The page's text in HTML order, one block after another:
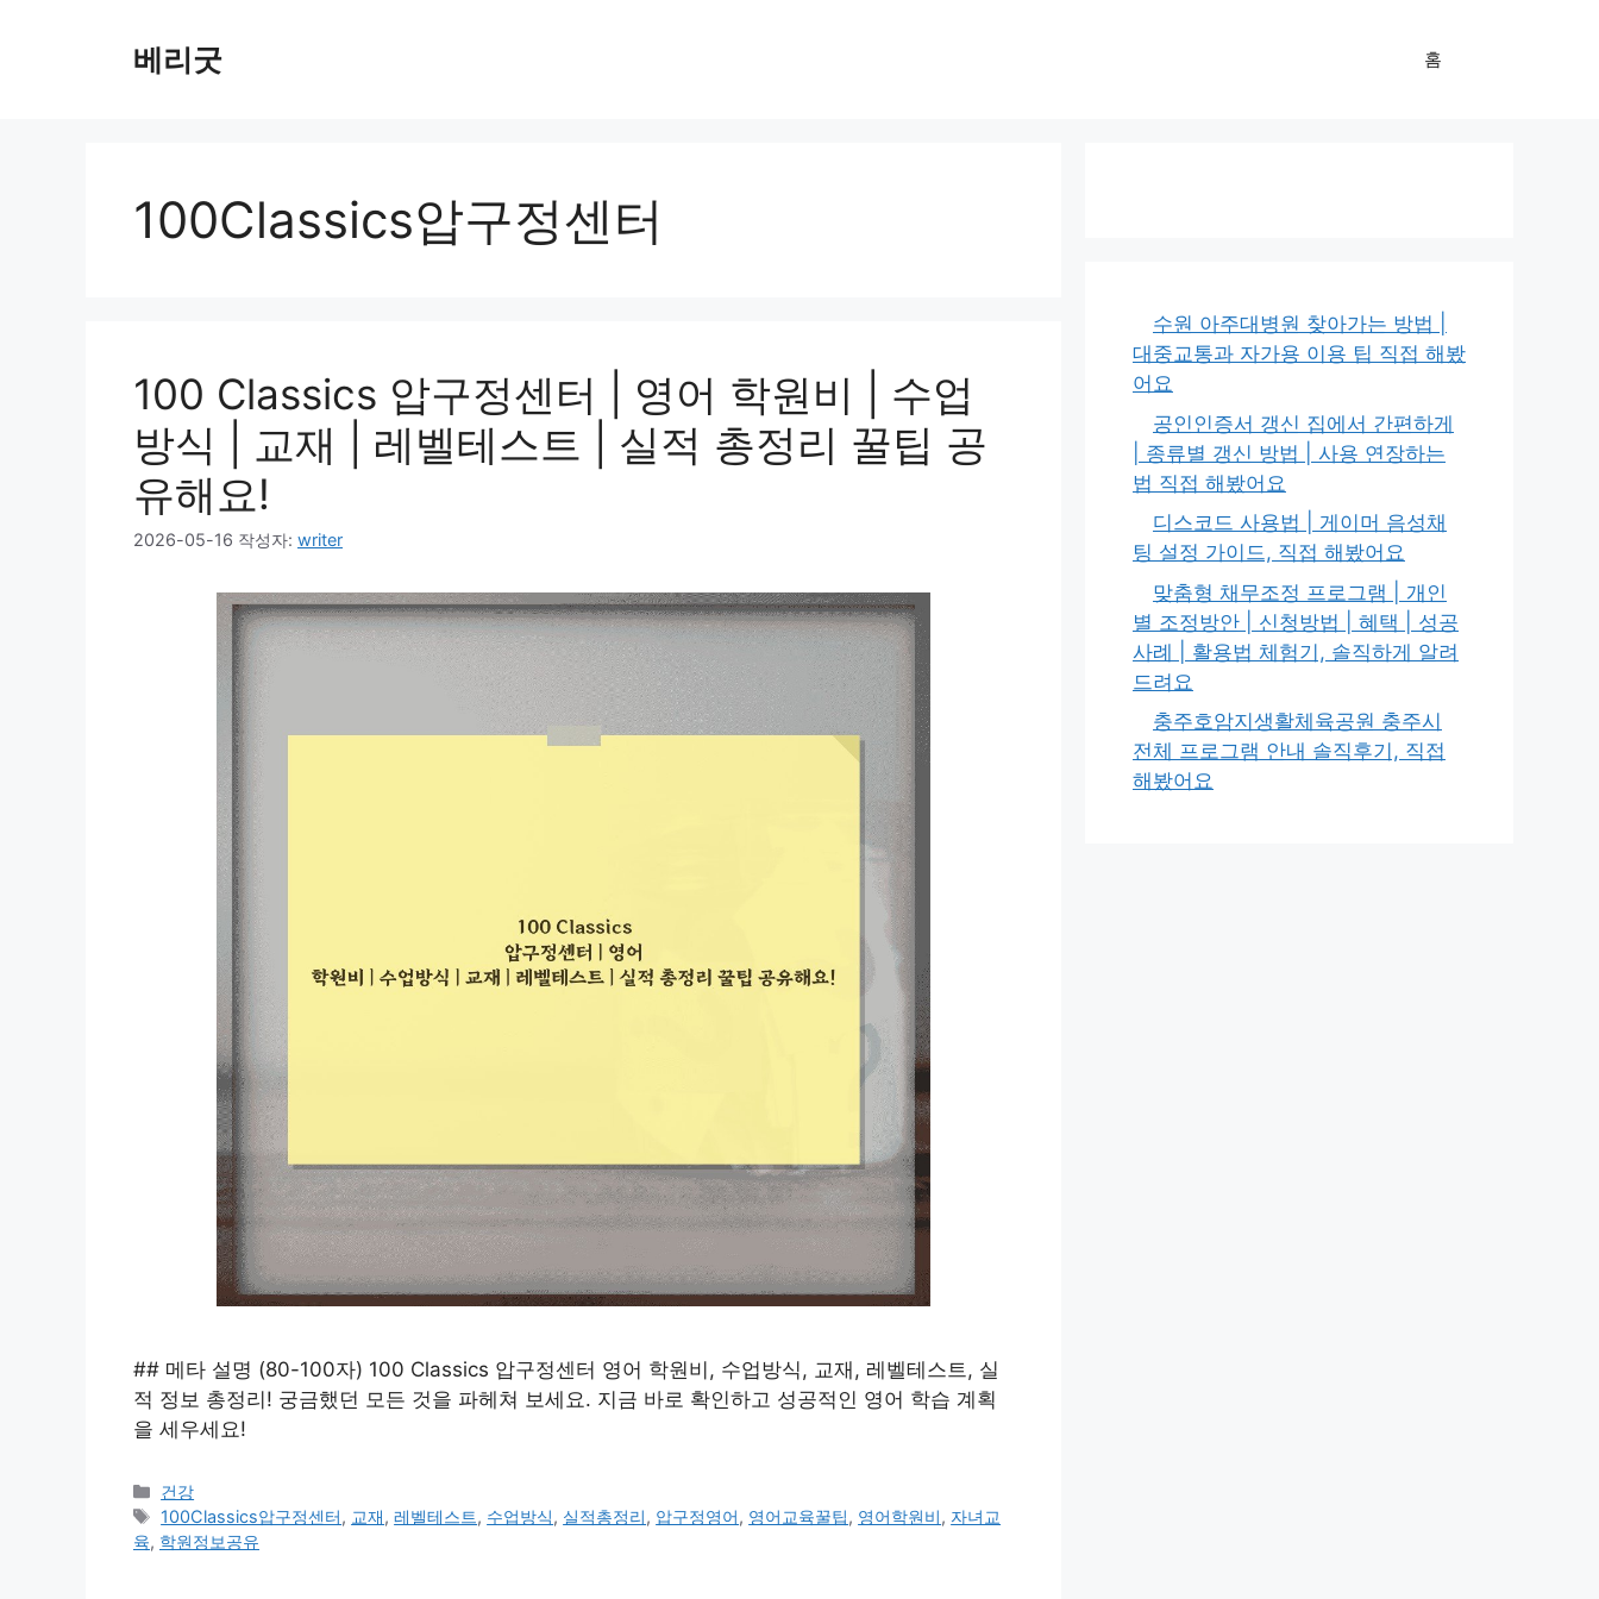
베리굿 홈
100Classics압구정센터
100 Classics 압구정센터 | 영어 학원비 | 수업
방식 | 교재 | 레벨테스트 | 실적 총정리 꿀팁 공
유해요!
2026-05-16 작성자: writer
## 메타 설명 (80-100자) 100 Classics 압구정센터 영어 학원비, 수업방식, 교재, 레벨테스트, 실
적 정보 총정리! 궁금했던 모든 것을 파헤쳐 보세요. 지금 바로 확인하고 성공적인 영어 학습 계획
을 세우세요!
카
테
고
건강
태
그
100Classics압구정센터, 교재,레벨테스트, 수업방식, 실적총정리, 압구정영어, 영어교육꿀팁, 영어학원비, 자녀교
육, 학원정보공유
수원 아주대병원 찾아가는 방법 |
대중교통과 자가용 이용 팁 직접 해봤
어요
공인인증서 갱신 집에서 간편하게
| 종류별 갱신 방법 | 사용 연장하는
법 직접 해봤어요
디스코드 사용법 | 게이머 음성채
팅 설정 가이드, 직접 해봤어요
맞춤형 채무조정 프로그램 | 개인
별 조정방안 | 신청방법 | 혜택 | 성공
사례 | 활용법 체험기, 솔직하게 알려
드려요
충주호암지생활체육공원 충주시
전체 프로그램 안내 솔직후기, 직접
해봤어요